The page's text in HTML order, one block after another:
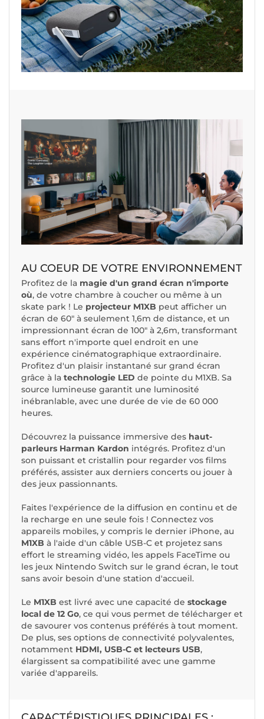
AU COEUR DE VOTRE ENVIRONNEMENT
Profitez de la magie d'un grand écran n'importe
où, de votre chambre à coucher ou même à un
skate park ! Le projecteur M1XB peut afficher un
écran de 60" à seulement 1,6m de distance, et un
impressionnant écran de 100" à 2,6m, transformant
sans effort n'importe quel endroit en une
expérience cinématographique extraordinaire.
Profitez d'un plaisir instantané sur grand écran
grâce à la technologie LED de pointe du M1XB. Sa
source lumineuse garantit une luminosité
inébranlable, avec une durée de vie de 60 000
heures.
Découvrez la puissance immersive des haut-
parleurs Harman Kardon intégrés. Profitez d'un
son puissant et cristallin pour regarder vos films
préférés, assister aux derniers concerts ou jouer à
des jeux passionnants.
Faites l'expérience de la diffusion en continu et de
la recharge en une seule fois ! Connectez vos
appareils mobiles, y compris le dernier iPhone, au
M1XB à l'aide d'un câble USB-C et projetez sans
effort le streaming vidéo, les appels FaceTime ou
les jeux Nintendo Switch sur le grand écran, le tout
sans avoir besoin d'une station d'accueil.
Le M1XB est livré avec une capacité de stockage
local de 12 Go, ce qui vous permet de télécharger et
de savourer vos contenus préférés à tout moment.
De plus, ses options de connectivité polyvalentes,
notamment HDMI, USB-C et lecteurs USB,
élargissent sa compatibilité avec une gamme
variée d'appareils.​​